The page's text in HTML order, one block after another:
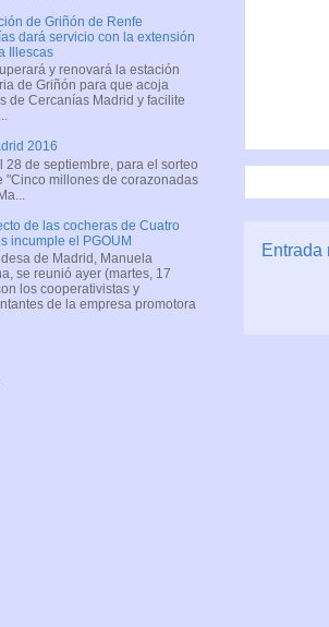
Entrada
de Griñón de Renfe
dará servicio con la extensión
Illescas
y renovará la estación
de Griñón para que acoja
de Cercanías Madrid y facilite
2016
28 de septiembre, para el sorteo
"Cinco millones de corazonadas
de las cocheras de Cuatro
incumple el PGOUM
de Madrid, Manuela
se reunió ayer (martes, 17
los cooperativistas y
de la empresa promotora